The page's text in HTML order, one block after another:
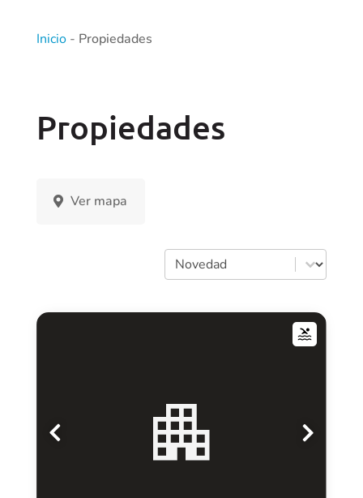
Inicio- Propiedades
Propiedades
Ver mapa
Orden
Sort content